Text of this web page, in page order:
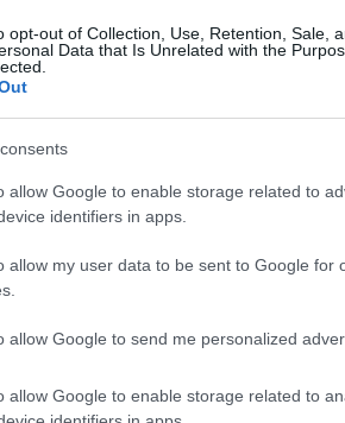
opt-out of Collection, Use, Retention, Sale,
Data that Is Unrelated with the
allow Google to enable storage related to
identifiers in apps.
allow my user data to be sent to Google for
allow Google to send me personalized
allow Google to enable storage related to
Immagina di poter tornare a
per una passeggiata o
workshop ti fornirà strumenti
Scoprirai il valore della
possa alleviare il carico
è la condivisione delle
gestire tutto? È qui che entra in
farlo senza sentirci in
è fondamentale. Non è